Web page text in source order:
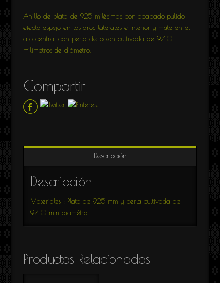
Anillo de plata de 925 milésimas con acabado pulido
efecto espejo en los aros laterales e interior y mate en el
aro central con perla de botón cultivada de 9/10
milímetros de diámetro.
Compartir
Descripción
Descripción
Materiales : Plata de 925 mm y perla cultivada de
9/10 mm diamétro.
Productos Relacionados